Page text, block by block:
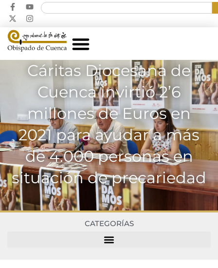
Cáritas Diocesana de
Cuenca invirtió 2’6
millones de Euros en
2021 para ayudar a más
de 4.000 personas en
situación de precariedad
CATEGORÍAS